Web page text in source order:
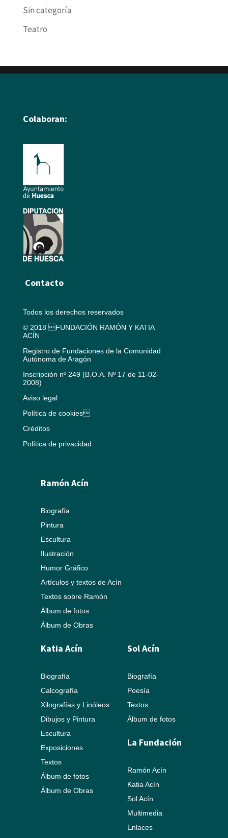
Sin categoría
Teatro
Colaboran:
Contacto
Todos los derechos reservados
© 2018 FUNDACIÓN RAMÓN Y KATIA
ACÍN
Registro de Fundaciones de la Comunidad
Autónoma de Aragón
Inscripción nº 249 (B.O.A. Nº 17 de 11-02-
2008)
Aviso legal
Política de cookies
Créditos
Política de privacidad
Ramón Acín
Biografía
Pintura
Escultura
Ilustración
Humor Gráfico
Artículos y textos de Acín
Textos sobre Ramón
Álbum de fotos
Álbum de Obras
Katia Acín
Biografía
Calcografía
Xilografías y Linóleos
Dibujos y Pintura
Escultura
Exposiciones
Textos
Álbum de fotos
Álbum de Obras
Sol Acín
Biografía
Poesía
Textos
Álbum de fotos
La Fundación
Ramón Acín
Katia Acín
Sol Acín
Multimedia
Enlaces